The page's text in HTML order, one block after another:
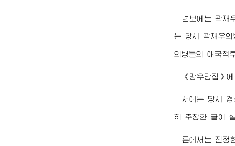
년보에는 곽재
는 당시 곽재우
의병들의 애국적
《망우당집》
서에는 당시
히 주장한 글이
론에서는 진정